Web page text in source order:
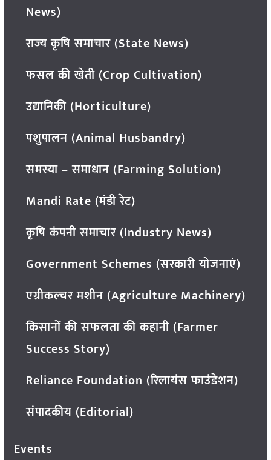
News)
राज्य कृषि समाचार (State News)
फसल की खेती (Crop Cultivation)
उद्यानिकी (Horticulture)
पशुपालन (Animal Husbandry)
समस्या – समाधान (Farming Solution)
Mandi Rate (मंडी रेट)
कृषि कंपनी समाचार (Industry News)
Government Schemes (सरकारी योजनाएं)
एग्रीकल्चर मशीन (Agriculture Machinery)
किसानों की सफलता की कहानी (Farmer
Success Story)
Reliance Foundation (रिलायंस फाउंडेशन)
संपादकीय (Editorial)
Events